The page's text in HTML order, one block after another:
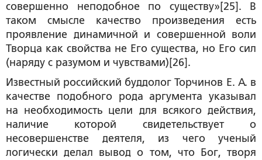
совершенно неподобное по существу»[25]. В
таком смысле качество произведения есть
проявление динамичной и совершенной воли
Творца как свойства не Его существа, но Его сил
(наряду с разумом и чувствами)[26].
Известный российский буддолог Торчинов Е. А. в
качестве подобного рода аргумента указывал
на необходимость цели для всякого действия,
наличие которой свидетельствует о
несовершенстве деятеля, из чего ученый
логически делал вывод о том, что Бог, творя